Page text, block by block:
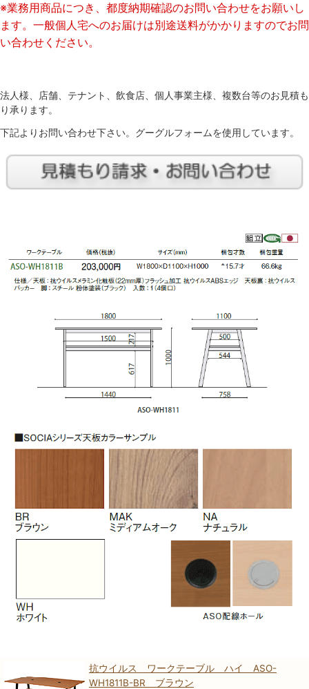
※業務用商品につき、都度納期確認のお問い合わせをお願いし
ます。一般個人宅へのお届けは別途送料がかかりますのでお問
い合わせください。
法人様、店舗、テナント、飲食店、個人事業主様、複数台等のお見積も
り承ります。
下記よりお問い合わせ下さい。グーグルフォームを使用しています。
抗ウイルス ワークテーブル ハイ ASO-
WH1811B-BR ブラウン